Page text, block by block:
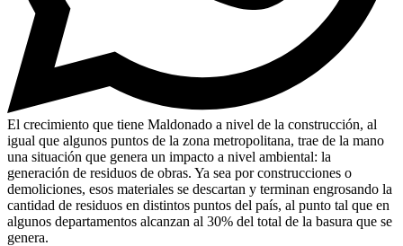
El crecimiento que tiene Maldonado a nivel de la construcción, al
igual que algunos puntos de la zona metropolitana, trae de la mano
una situación que genera un impacto a nivel ambiental: la
generación de residuos de obras. Ya sea por construcciones o
demoliciones, esos materiales se descartan y terminan engrosando la
cantidad de residuos en distintos puntos del país, al punto tal que en
algunos departamentos alcanzan al 30% del total de la basura que se
genera.